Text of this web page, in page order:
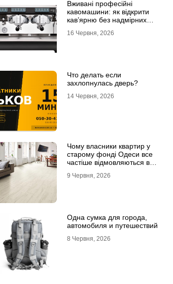
Вживані професійні
кавомашини: як відкрити
кав’ярню без надмірних
16 Червня, 2026
Что делать если
захлопнулась дверь?
14 Червня, 2026
Чому власники квартир у
старому фонді Одеси все
частіше відмовляються від
ламінату
9 Червня, 2026
Одна сумка для города,
автомобиля и путешествий
8 Червня, 2026